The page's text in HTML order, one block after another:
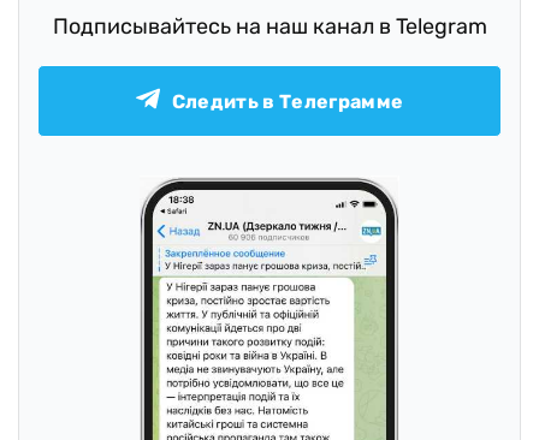
Подписывайтесь на наш канал в Telegram
Следить в Телеграмме